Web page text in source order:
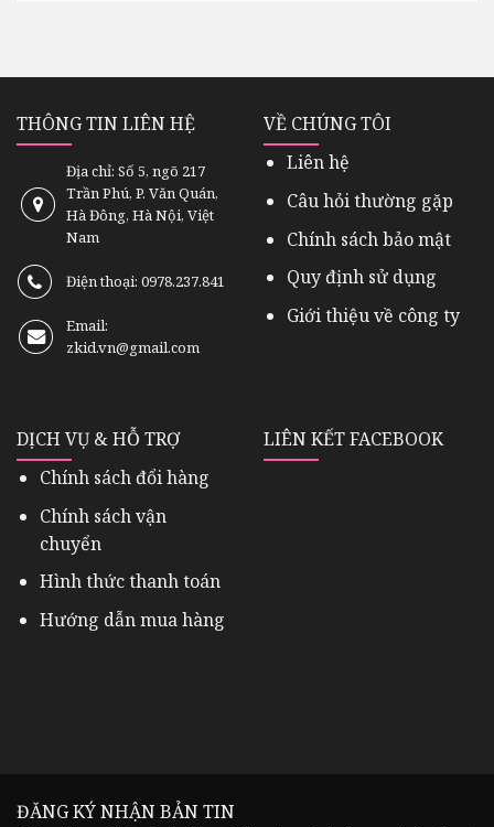
THÔNG TIN LIÊN HỆ
Địa chỉ: Số 5, ngõ 217
Trần Phú, P. Văn Quán,
Hà Đông, Hà Nội, Việt
Nam
Điện thoại: 0978.237.841
Email:
zkid.vn@gmail.com
VỀ CHÚNG TÔI
Liên hệ
Câu hỏi thường gặp
Chính sách bảo mật
Quy định sử dụng
Giới thiệu về công ty
DỊCH VỤ & HỖ TRỢ
Chính sách đổi hàng
Chính sách vận
chuyển
Hình thức thanh toán
Hướng dẫn mua hàng
LIÊN KẾT FACEBOOK
ĐĂNG KÝ NHẬN BẢN TIN